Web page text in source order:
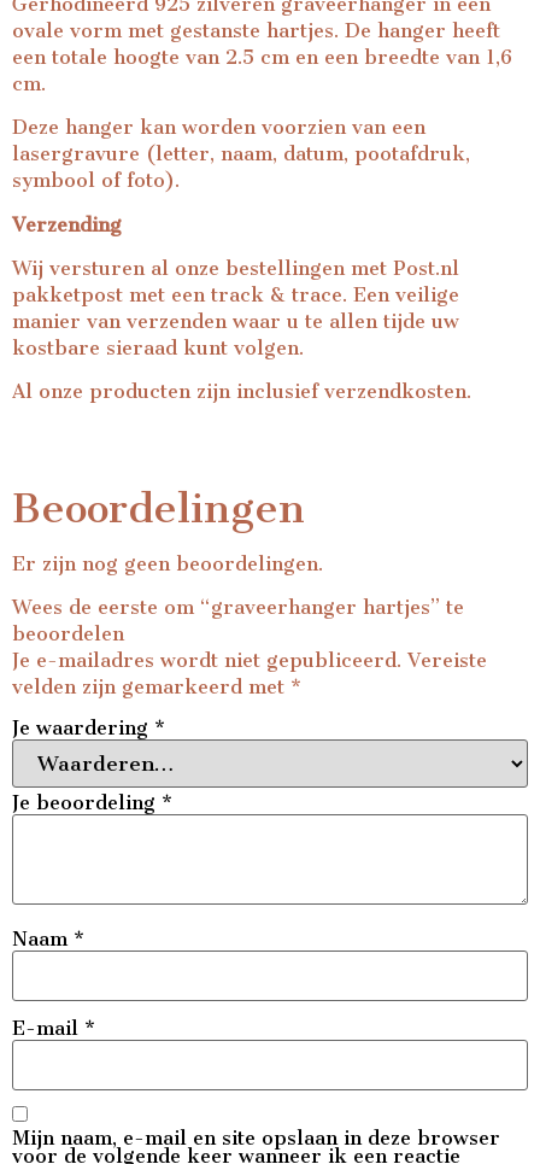
ovale vorm met gestanste hartjes. De hanger heeft
een totale hoogte van 2.5 cm en een breedte van 1,6
cm.
Deze hanger kan worden voorzien van een
lasergravure (letter, naam, datum, pootafdruk,
symbool of foto).
Verzending
Wij versturen al onze bestellingen met Post.nl
pakketpost met een track & trace. Een veilige
manier van verzenden waar u te allen tijde uw
kostbare sieraad kunt volgen.
Al onze producten zijn inclusief verzendkosten.
Beoordelingen
Er zijn nog geen beoordelingen.
Wees de eerste om “graveerhanger hartjes” te
beoordelen
Je e-mailadres wordt niet gepubliceerd. Vereiste
velden zijn gemarkeerd met *
Je waardering *
Je beoordeling *
Naam *
E-mail *
Mijn naam, e-mail en site opslaan in deze browser
voor de volgende keer wanneer ik een reactie